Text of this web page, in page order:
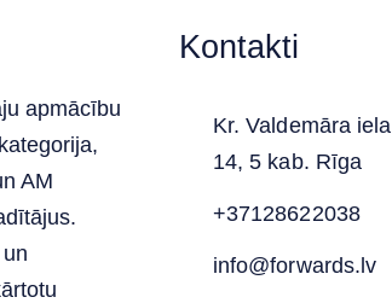
apmācību
AM
Kontakti
Kr. Valdemāra iela
14, 5 kab. Rīga
+37128622038
info@forwards.lv